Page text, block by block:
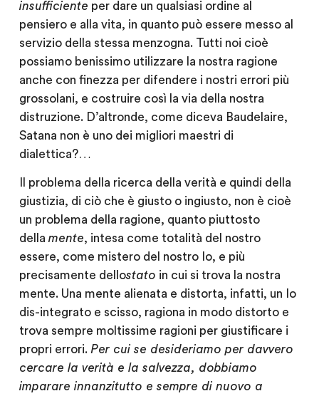
insufficiente per dare un qualsiasi ordine al
pensiero e alla vita, in quanto può essere messo al
servizio della stessa menzogna. Tutti noi cioè
possiamo benissimo utilizzare la nostra ragione
anche con finezza per difendere i nostri errori più
grossolani, e costruire così la via della nostra
distruzione. D’altronde, come diceva Baudelaire,
Satana non è uno dei migliori maestri di
dialettica?…
Il problema della ricerca della verità e quindi della
giustizia, di ciò che è giusto o ingiusto, non è cioè
un problema della ragione, quanto piuttosto
della mente, intesa come totalità del nostro
essere, come mistero del nostro Io, e più
precisamente dellostato in cui si trova la nostra
mente. Una mente alienata e distorta, infatti, un Io
dis-integrato e scisso, ragiona in modo distorto e
trova sempre moltissime ragioni per giustificare i
propri errori. Per cui se desideriamo per davvero
cercare la verità e la salvezza, dobbiamo
imparare innanzitutto e sempre di nuovo a